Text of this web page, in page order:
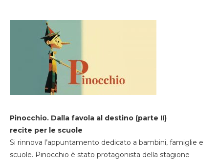
Pinocchio. Dalla favola al destino (parte II)
recite per le scuole
Si rinnova l’appuntamento dedicato a bambini, famiglie e
scuole. Pinocchio è stato protagonista della stagione